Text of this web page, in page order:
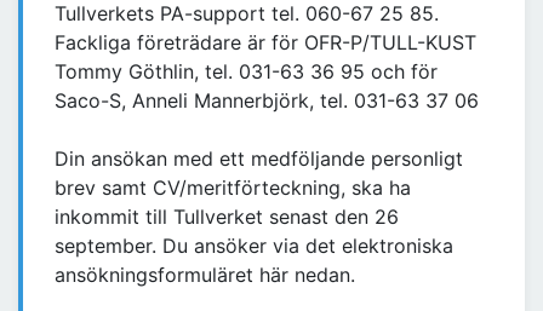
Tullverkets PA-support tel. 060-67 25 85.
Fackliga företrädare är för OFR-P/TULL-KUST
Tommy Göthlin, tel. 031-63 36 95 och för
Saco-S, Anneli Mannerbjörk, tel. 031-63 37 06
Din ansökan med ett medföljande personligt
brev samt CV/meritförteckning, ska ha
inkommit till Tullverket senast den 26
september. Du ansöker via det elektroniska
ansökningsformuläret här nedan.